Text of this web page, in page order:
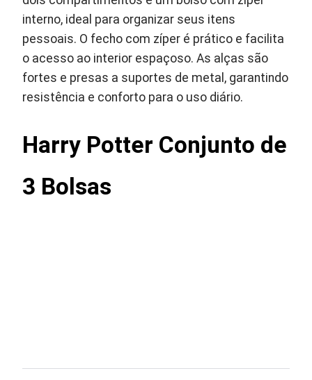
interno, ideal para organizar seus itens
pessoais. O fecho com zíper é prático e facilita
o acesso ao interior espaçoso. As alças são
fortes e presas a suportes de metal, garantindo
resistência e conforto para o uso diário.
Harry Potter Conjunto de
3 Bolsas